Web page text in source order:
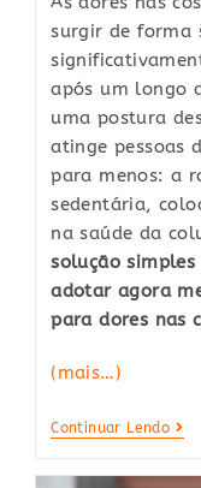
surgir de forma
após um longo
uma postura
atinge pessoas
para menos: a
sedentária,
na saúde da
solução
adotar agora
para dores nas
(mais…)
Continuar Lendo